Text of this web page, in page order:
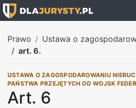
Prawo
Ustawa o
art. 6.
USTAWA O ZAGOSPODAROWANIU
PAŃSTWA PRZEJĘTYCH OD WOJSK
Art. 6